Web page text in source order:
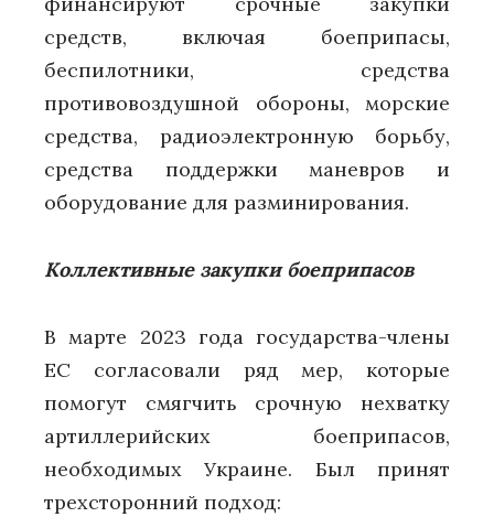
средств, включая боеприпасы,
беспилотники, средства
противовоздушной обороны, морские
средства, радиоэлектронную борьбу,
средства поддержки маневров и
оборудование для разминирования.
Коллективные закупки боеприпасов
В марте 2023 года государства-члены
ЕС согласовали ряд мер, которые
помогут смягчить срочную нехватку
артиллерийских боеприпасов,
необходимых Украине. Был принят
трехсторонний подход: